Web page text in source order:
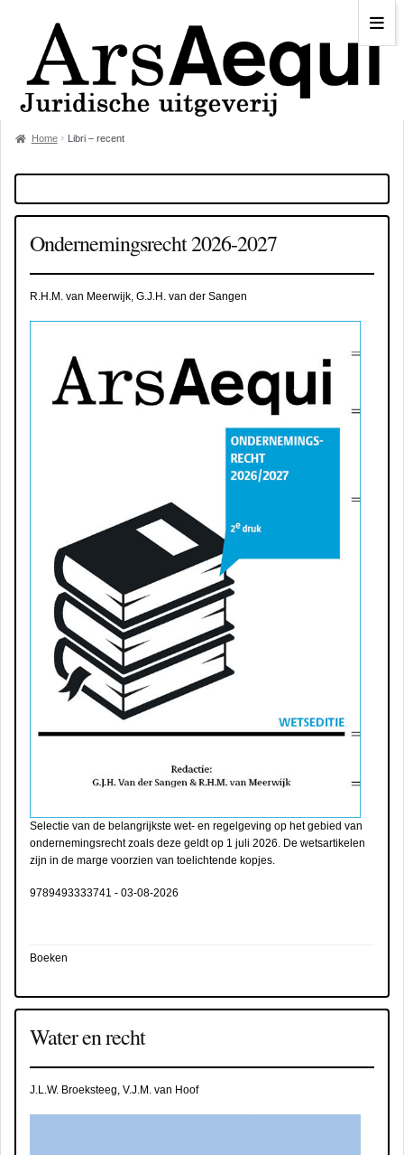
Home Libri – recent
Ondernemingsrecht 2026-2027
R.H.M. van Meerwijk, G.J.H. van der Sangen
Selectie van de belangrijkste wet- en regelgeving op het gebied van
ondernemingsrecht zoals deze geldt op 1 juli 2026. De wetsartikelen
zijn in de marge voorzien van toelichtende kopjes.
9789493333741 - 03-08-2026
Boeken
Water en recht
J.L.W. Broeksteeg, V.J.M. van Hoof